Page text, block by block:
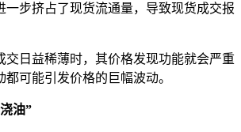
一步挤占了现货流通量，导致现货成交报
交日益稀薄时，其价格发现功能就会严重
可能引发价格的巨幅波动。
油”